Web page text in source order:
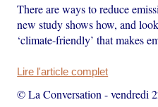
There are ways to reduce
new study shows how, and
‘climate-friendly’ that makes
Lire l'article complet
© La Conversation -vendredi